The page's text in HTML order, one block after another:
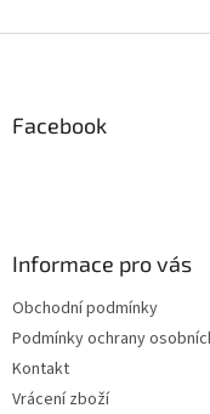
Facebook
Informace pro vás
Obchodní podmínky
Podmínky ochrany
Kontakt
Vrácení zboží